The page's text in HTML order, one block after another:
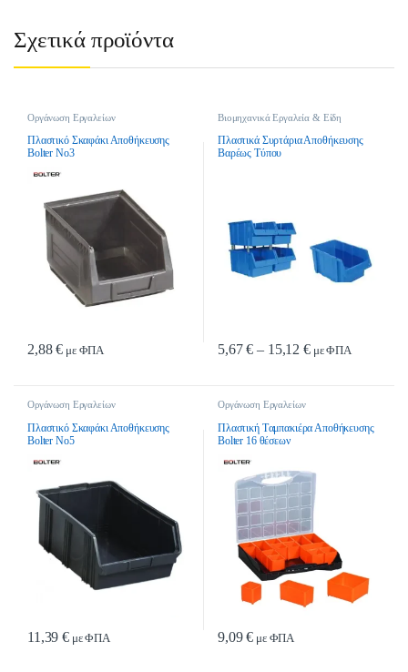
Σχετικά προϊόντα
Οργάνωση Εργαλείων
Πλαστικό Σκαφάκι Αποθήκευσης
Bolter Νο3
2,88€ με ΦΠΑ
Βιομηχανικά Εργαλεία & Είδη
Πλαστικά Συρτάρια Αποθήκευσης
Βαρέως Τύπου
5,67€ – 15,12 €Price range:
με ΦΠΑ
Οργάνωση Εργαλείων
Πλαστικό Σκαφάκι Αποθήκευσης
Bolter Νο5
11,39€ με ΦΠΑ
Οργάνωση Εργαλείων
Πλαστική Tαμπακιέρα Αποθήκευσης
Bolter 16 θέσεων
9,09€ με ΦΠΑ